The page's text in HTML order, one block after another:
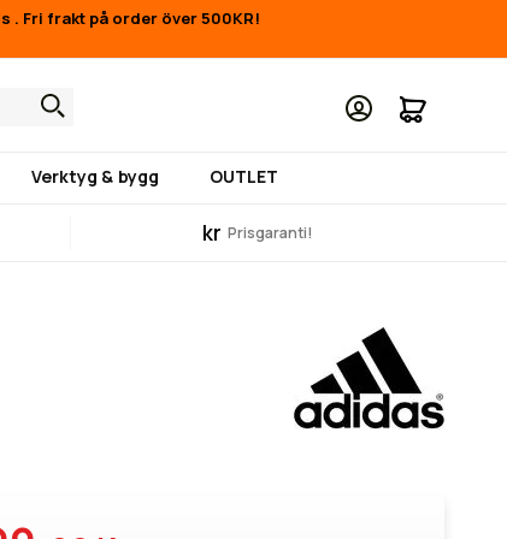
. Fri frakt på order över 500KR!
Min
Verktyg & bygg OUTLET
kr Prisgaranti!